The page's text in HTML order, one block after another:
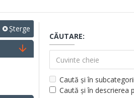
Șterge
CĂUTARE:
Caută și în subcategorii
Caută și în descrierea